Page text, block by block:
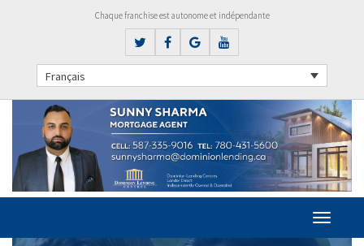
Chaque franchise est autonome et indépendante
Français